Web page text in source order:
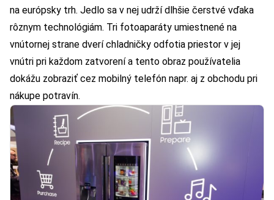
na európsky trh. Jedlo sa v nej udrží dlhšie čerstvé vďaka
rôznym technológiám. Tri fotoaparáty umiestnené na
vnútornej strane dverí chladničky odfotia priestor v jej
vnútri pri každom zatvorení a tento obraz používatelia
dokážu zobraziť cez mobilný telefón napr. aj z obchodu pri
nákupe potravín.